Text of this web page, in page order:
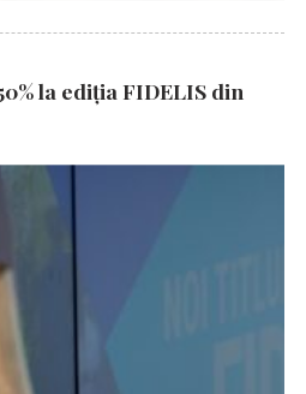
la ediția FIDELIS din